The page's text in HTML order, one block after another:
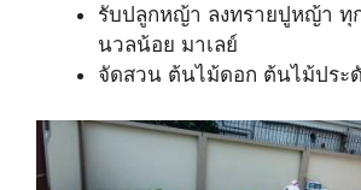
รับปลูกหญ้า ลงทรายปูหญ้า ทุ
นวลน้อย มาเลย์
จัดสวน ต้นไม้ดอก ต้นไม้ประ